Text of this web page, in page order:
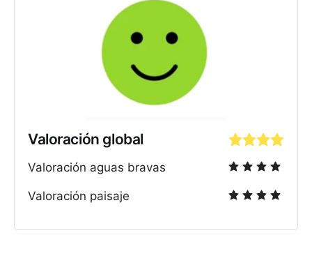
Valoración global
Valoración aguas bravas
Valoración paisaje